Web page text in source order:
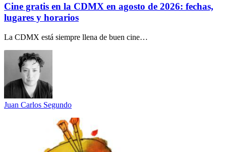
Cine gratis en la CDMX en agosto de 2026: fechas,
lugares y horarios
La CDMX está siempre llena de buen cine…
Juan Carlos Segundo